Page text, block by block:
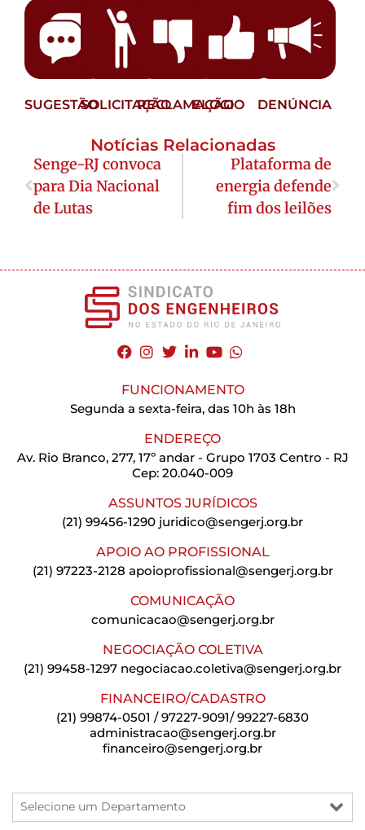
SUGESTÃOSOLICITAÇÃORECLAMAÇÃO
ELOGIO DENÚNCIA
Notícias Relacionadas
Senge-RJ convoca
para Dia Nacional
de Lutas
Plataforma de
energia defende
fim dos leilões
FUNCIONAMENTO
Segunda a sexta-feira, das 10h às 18h
ENDEREÇO
Av. Rio Branco, 277, 17º andar - Grupo 1703 Centro - RJ
Cep: 20.040-009
ASSUNTOS JURÍDICOS
(21) 99456-1290 juridico@sengerj.org.br
APOIO AO PROFISSIONAL
(21) 97223-2128 apoioprofissional@sengerj.org.br
COMUNICAÇÃO
comunicacao@sengerj.org.br
NEGOCIAÇÃO COLETIVA
(21) 99458-1297 negociacao.coletiva@sengerj.org.br
FINANCEIRO/CADASTRO
(21) 99874-0501 / 97227-9091/ 99227-6830
administracao@sengerj.org.br
financeiro@sengerj.org.br